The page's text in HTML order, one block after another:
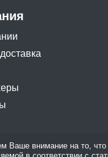
Ваше внимание на то, что